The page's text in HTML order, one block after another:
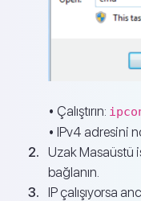
• Çalıştırın:
• IPv4 adresini
Uzak Masaüstü
bağlanın.
IP çalışıyorsa